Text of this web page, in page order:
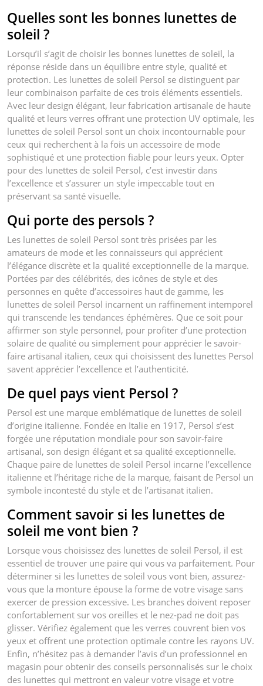
Quelles sont les bonnes lunettes de
soleil ?
Lorsqu’il s’agit de choisir les bonnes lunettes de soleil, la
réponse réside dans un équilibre entre style, qualité et
protection. Les lunettes de soleil Persol se distinguent par
leur combinaison parfaite de ces trois éléments essentiels.
Avec leur design élégant, leur fabrication artisanale de haute
qualité et leurs verres offrant une protection UV optimale, les
lunettes de soleil Persol sont un choix incontournable pour
ceux qui recherchent à la fois un accessoire de mode
sophistiqué et une protection fiable pour leurs yeux. Opter
pour des lunettes de soleil Persol, c’est investir dans
l’excellence et s’assurer un style impeccable tout en
préservant sa santé visuelle.
Qui porte des persols ?
Les lunettes de soleil Persol sont très prisées par les
amateurs de mode et les connaisseurs qui apprécient
l’élégance discrète et la qualité exceptionnelle de la marque.
Portées par des célébrités, des icônes de style et des
personnes en quête d’accessoires haut de gamme, les
lunettes de soleil Persol incarnent un raffinement intemporel
qui transcende les tendances éphémères. Que ce soit pour
affirmer son style personnel, pour profiter d’une protection
solaire de qualité ou simplement pour apprécier le savoir-
faire artisanal italien, ceux qui choisissent des lunettes Persol
savent apprécier l’excellence et l’authenticité.
De quel pays vient Persol ?
Persol est une marque emblématique de lunettes de soleil
d’origine italienne. Fondée en Italie en 1917, Persol s’est
forgée une réputation mondiale pour son savoir-faire
artisanal, son design élégant et sa qualité exceptionnelle.
Chaque paire de lunettes de soleil Persol incarne l’excellence
italienne et l’héritage riche de la marque, faisant de Persol un
symbole incontesté du style et de l’artisanat italien.
Comment savoir si les lunettes de
soleil me vont bien ?
Lorsque vous choisissez des lunettes de soleil Persol, il est
essentiel de trouver une paire qui vous va parfaitement. Pour
déterminer si les lunettes de soleil vous vont bien, assurez-
vous que la monture épouse la forme de votre visage sans
exercer de pression excessive. Les branches doivent reposer
confortablement sur vos oreilles et le nez-pad ne doit pas
glisser. Vérifiez également que les verres couvrent bien vos
yeux et offrent une protection optimale contre les rayons UV.
Enfin, n’hésitez pas à demander l’avis d’un professionnel en
magasin pour obtenir des conseils personnalisés sur le choix
des lunettes qui mettront en valeur votre visage et votre